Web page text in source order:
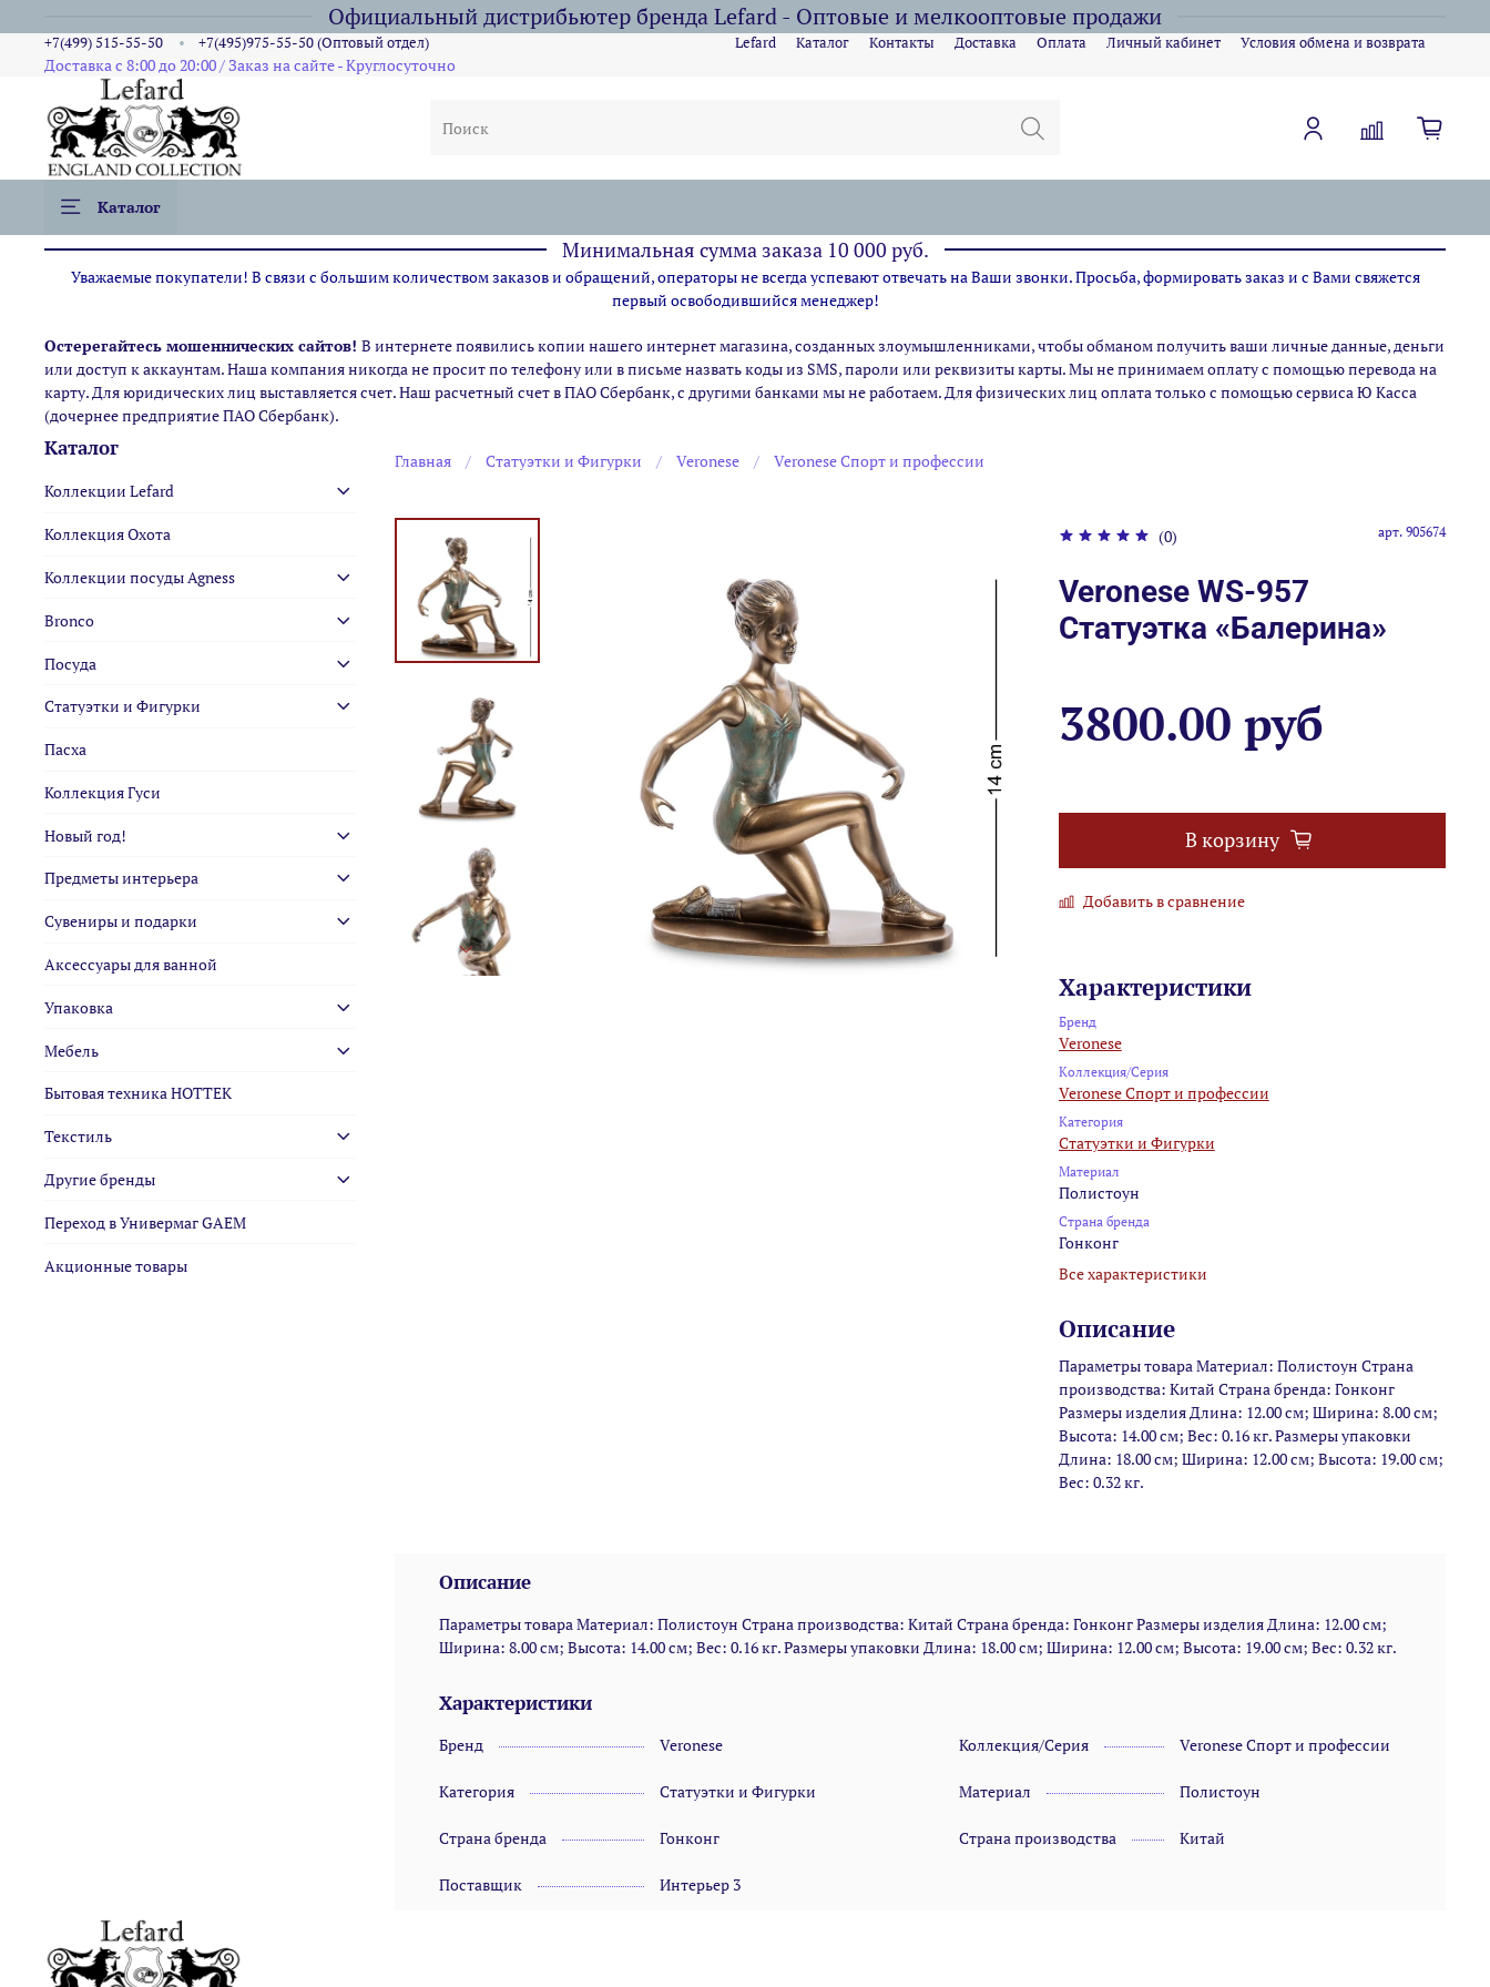
Официальный дистрибьютер бренда Lefard - Оптовые и мелкооптовые продажи
Lefard Каталог Контакты Доставка Оплата Личный кабинет Условия обмена и возврата
Доставка с 8:00 до 20:00 / Заказ на сайте - Круглосуточно
+7(499) 515-55-50 +7(495)975-55-50 (Оптовый отдел)
Каталог
Минимальная сумма заказа 10 000 руб.
Уважаемые покупатели! В связи с большим количеством заказов и обращений, операторы не всегда успевают отвечать на Ваши звонки. Просьба, формировать заказ и с Вами свяжется
первый освободившийся менеджер!
Остерегайтесь мошеннических сайтов! В интернете появились копии нашего интернет магазина,созданных злоумышленниками, чтобы обманом получить ваши личные данные, деньги
или доступ к аккаунтам. Наша компания никогда не просит по телефону или в письме назвать коды из SMS, пароли или реквизиты карты. Мы не принимаем оплату с помощью перевода на
карту. Для юридических лиц выставляется счет. Наш расчетный счет в ПАО Сбербанк, с другими банками мы не работаем. Для физических лиц оплата только с помощью сервиса Ю Касса
(дочернее предприятие ПАО Сбербанк).
Главная Статуэтки и Фигурки Veronese Veronese Спорт и профессии
(0) арт. 905674
Veronese WS-957
Статуэтка «Балерина»
3800.00 руб
В корзину
Добавить в сравнение
Характеристики
Бренд
Veronese
Коллекция/Серия
Veronese Спорт и профессии
Категория
Статуэтки и Фигурки
Материал
Полистоун
Страна бренда
Гонконг
Все характеристики
Описание
Параметры товара Материал: Полистоун Страна
производства: Китай Страна бренда: Гонконг
Размеры изделия Длина: 12.00 см; Ширина: 8.00 см;
Высота: 14.00 см; Вес: 0.16 кг. Размеры упаковки
Длина: 18.00 см; Ширина: 12.00 см; Высота: 19.00 см;
Вес: 0.32 кг.
Описание
Параметры товара Материал: Полистоун Страна производства: Китай Страна бренда: Гонконг Размеры изделия Длина: 12.00 см;
Ширина: 8.00 см; Высота: 14.00 см; Вес: 0.16 кг. Размеры упаковки Длина: 18.00 см; Ширина: 12.00 см; Высота: 19.00 см; Вес: 0.32 кг.
Характеристики
Бренд Veronese Коллекция/Серия Veronese Спорт и профессии
Категория Статуэтки и Фигурки Материал Полистоун
Страна бренда Гонконг Страна производства Китай
Поставщик Интерьер 3
Каталог
Коллекции Lefard
Коллекция Охота
Коллекции посуды Agness
Bronco
Посуда
Статуэтки и Фигурки
Пасха
Коллекция Гуси
Новый год!
Предметы интерьера
Сувениры и подарки
Аксессуары для ванной
Упаковка
Мебель
Бытовая техника HOTTEK
Текстиль
Другие бренды
Переход в Универмаг GAEM
Акционные товары